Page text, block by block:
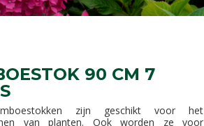
90 CM 7
zijn geschikt voor het
van planten. Ook worden ze voor